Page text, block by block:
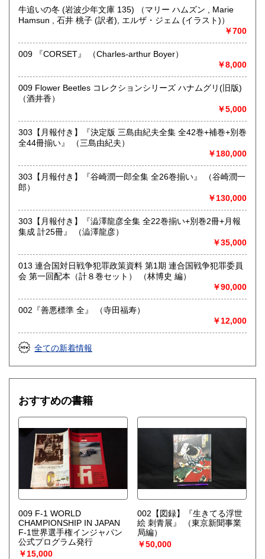
最寄駅：東小金井駅
営業時間：10:00～19:00
書籍の買取について
・日本全国出張買取可能です。ご希望のお客様はメールにて
ご連絡いただくか、042-407-5798までお電話ください。
《宅配買取ご希望の方》
・本の量、タイトルや著者名、本の状態などを事前にお知ら
かります。
・買取できない本もございます。その際はご了承ください。
・東京都小金井市の実店舗までお持ちください。
・営業時間 10:00～19:00 定休日:木曜日
取り扱い分野
哲学宗教、歴史、古典籍、近代文献、趣味、サブカルチャ
東洋医学、占い、易学、四柱推命、武道、鉄道、近代資料、
古地図、美術、雑誌、受験参考書、CD、DVDなど
牛追いの冬 (岩波少年文庫 135) （マリー ハムズン , Marie
Hamsun , 石井 桃子 (訳者), エルザ・ジェム (イラスト)）
￥700
009 『CORSET』 （Charles-arthur Boyer）
￥8,000
009 Flower Beetles コレクションシリーズ ハナムグリ(旧版)
（酒井香）
￥5,000
303【月報付き】『決定版 三島由紀夫全集 全42巻+補巻+別巻
全44冊揃い』 （三島由紀夫）
￥180,000
303【月報付き】『谷崎潤一郎全集 全26巻揃い』 （谷崎潤一
郎）
￥130,000
303【月報付き】『澁澤龍彦全集 全22巻揃い+別巻2冊+月報
集成 計25冊』 （澁澤龍彦）
￥35,000
013 連合国対日戦争犯罪政策資料 第1期 連合国戦争犯罪委員
会 第一回配本（計８巻セット） （林博史 編）
￥90,000
002『善悪標準 全』 （寺田福寿）
￥12,000
全ての新着情報
おすすめの書籍
009 F-1 WORLD
CHAMPIONSHIP IN JAPAN
F-1世界選手権インジャパン
公式プログラム発行
￥15,000
002【図録】『生きてる浮世
絵 刺青展』
（東京新聞事業
局編）
￥50,000